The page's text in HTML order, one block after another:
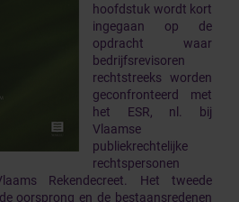
hoofdstuk wordt kort
ingegaan op de
opdracht waar
bedrijfsrevisoren
rechtstreeks worden
geconfronteerd met
het ESR, nl. bij
Vlaamse
publiekrechtelijke
rechtspersonen
Rekendecreet. Het tweede
oorsprong en de bestaansredenen